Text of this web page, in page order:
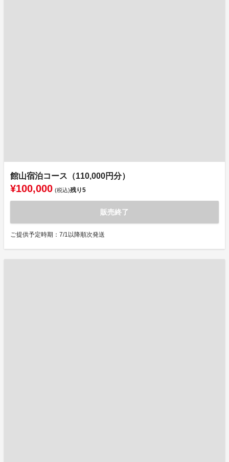
館山宿泊コース（110,000円分）
¥100,000 (税込)残り5
販売終了
ご提供予定時期：7/1以降順次発送